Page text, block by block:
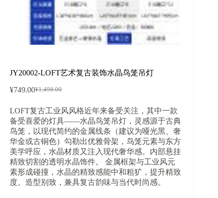
JY20002-LOFT艺术复古装饰水晶鸟笼吊灯
¥1,498.00
原
为：
¥1,498.00。
¥749.00当
价
格
为：
¥749.00。
LOFT复古工业风风格近年来备受关注，其中一款
备受喜爱的灯具——水晶鸟笼吊灯，灵感源于古典
鸟笼，以现代简约的金属线条（建议为哑光黑、奢
华金或古铜色）勾勒出优雅骨架，鸟笼元素与东方
美学呼应，水晶材质又注入现代奢华感。内部悬挂
精致切割的透明水晶饰件。​​ 金属框架与工业风元
素形成碰撞，水晶的精致感能中和粗犷，提升精致
度。造型别致，兼具复古韵味与当代时尚感。